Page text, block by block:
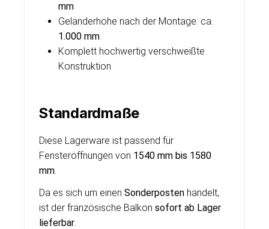
mm
Geländerhöhe nach der Montage: ca.
1.000 mm
Komplett hochwertig verschweißte
Konstruktion
Standardmaße
Diese Lagerware ist passend für
Fensteröffnungen von 1540 mm bis 1580
mm.
Da es sich um einen Sonderposten handelt,
ist der französische Balkon sofort ab Lager
lieferbar.